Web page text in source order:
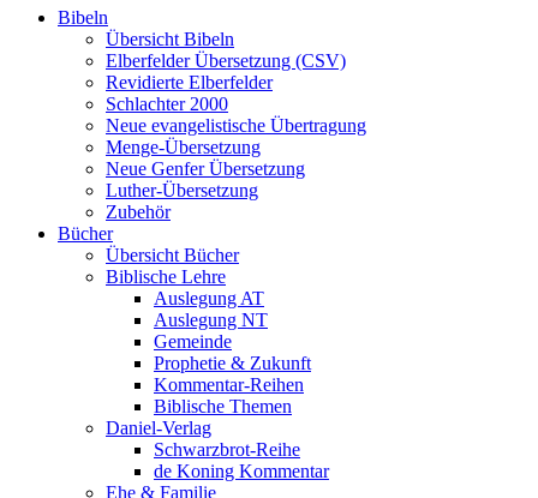
Bibeln
Übersicht Bibeln
Elberfelder Übersetzung (CSV)
Revidierte Elberfelder
Schlachter 2000
Neue evangelistische Übertragung
Menge-Übersetzung
Neue Genfer Übersetzung
Luther-Übersetzung
Zubehör
Bücher
Übersicht Bücher
Biblische Lehre
Auslegung AT
Auslegung NT
Gemeinde
Prophetie & Zukunft
Kommentar-Reihen
Biblische Themen
Daniel-Verlag
Schwarzbrot-Reihe
de Koning Kommentar
Ehe & Familie